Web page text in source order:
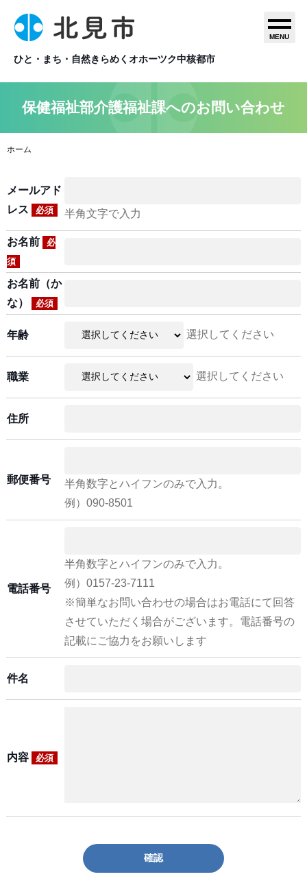
ひと・まち・自然きらめくオホーツク中核都市
MENU
保健福祉部介護福祉課へのお問い合わせ
ホーム
メールアド
レス
必須 半角文字で入力
お名前
必
須
お名前（か
な）
必須
年齢 選択してください
職業 選択してください
住所
郵便番号
半角数字とハイフンのみで入力。
例）090-8501
電話番号
半角数字とハイフンのみで入力。
例）0157-23-7111
※簡単なお問い合わせの場合はお電話にて回答
させていただく場合がございます。電話番号の
記載にご協力をお願いします
件名
内容 必須
確認